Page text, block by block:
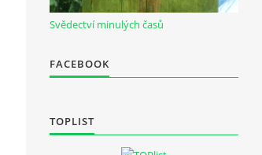
Svědectví minulých časů
FACEBOOK
TOPLIST